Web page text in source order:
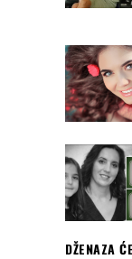
DŽENAZA